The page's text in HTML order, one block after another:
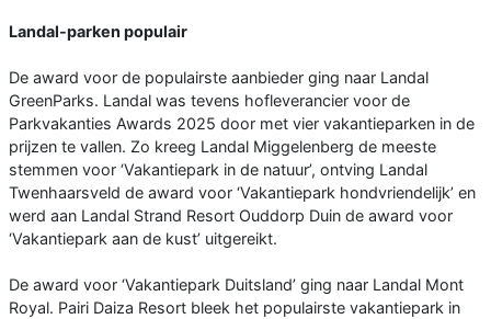
Landal-parken populair
De award voor de populairste aanbieder ging naar Landal
GreenParks. Landal was tevens hofleverancier voor de
Parkvakanties Awards 2025 door met vier vakantieparken in de
prijzen te vallen. Zo kreeg Landal Miggelenberg de meeste
stemmen voor ‘Vakantiepark in de natuur’, ontving Landal
Twenhaarsveld de award voor ‘Vakantiepark hondvriendelijk’ en
werd aan Landal Strand Resort Ouddorp Duin de award voor
‘Vakantiepark aan de kust’ uitgereikt.
De award voor ‘Vakantiepark Duitsland’ ging naar Landal Mont
Royal. Pairi Daiza Resort bleek het populairste vakantiepark in